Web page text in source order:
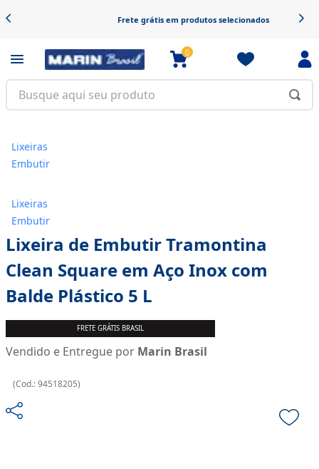
Frete grátis em produtos selecionados
0
Lixeiras
Embutir
Lixeiras
Embutir
Lixeira de Embutir Tramontina
Clean Square em Aço Inox com
Balde Plástico 5 L
FRETE GRÁTIS BRASIL
Vendido e Entregue por Marin Brasil
(Cod.:94518205)